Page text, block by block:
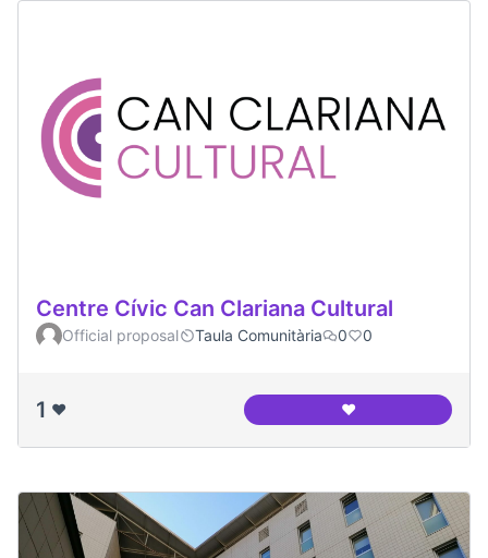
Centre Cívic Can Clariana Cultural
Official proposal Taula Comunitària 0 0
1 ❤️ ❤️Centre Cívic Can